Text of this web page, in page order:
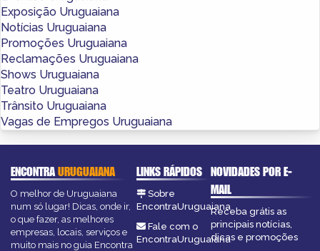
Exposição Uruguaiana
Notícias Uruguaiana
Promoções Uruguaiana
Reclamações Uruguaiana
Shows Uruguaiana
Teatro Uruguaiana
Trânsito Uruguaiana
Vagas de Empregos Uruguaiana
ENCONTRAURUGUAIANA
O melhor de Uruguaiana
num só lugar! Dicas, onde ir,
o que fazer, as melhores
empresas, locais, serviços e
muito mais no guia Encontra
LINKS RÁPIDOS
Sobre
EncontraUruguaiana
Fale com o
EncontraUruguaiana
NOVIDADES POR E-
MAIL
Receba grátis as
principais notícias,
dicas e promoções